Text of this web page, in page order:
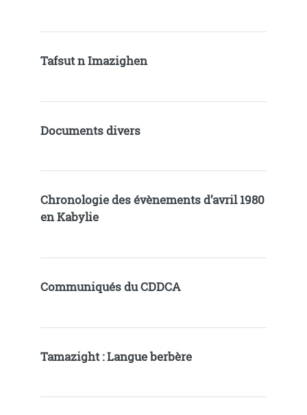
Tafsut n Imazighen
Documents divers
Chronologie des évènements d’avril 1980
en Kabylie
Communiqués du CDDCA
Tamazight : Langue berbère